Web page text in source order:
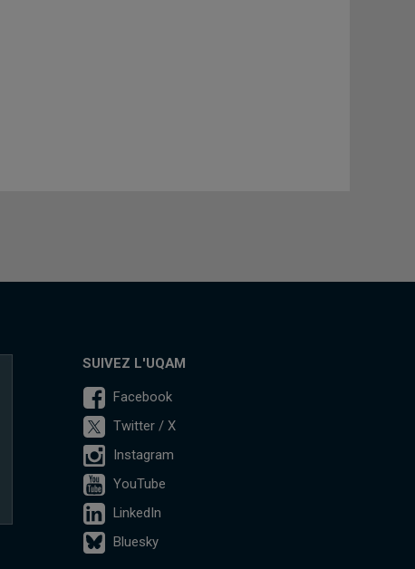
SUIVEZ L'UQAM
Facebook
Twitter / X
Instagram
YouTube
LinkedIn
Bluesky